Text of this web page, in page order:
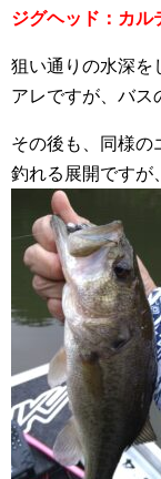
ジグヘッド：カル
狙い通りの水深を
アレですが、バス
その後も、同様の
釣れる展開ですが